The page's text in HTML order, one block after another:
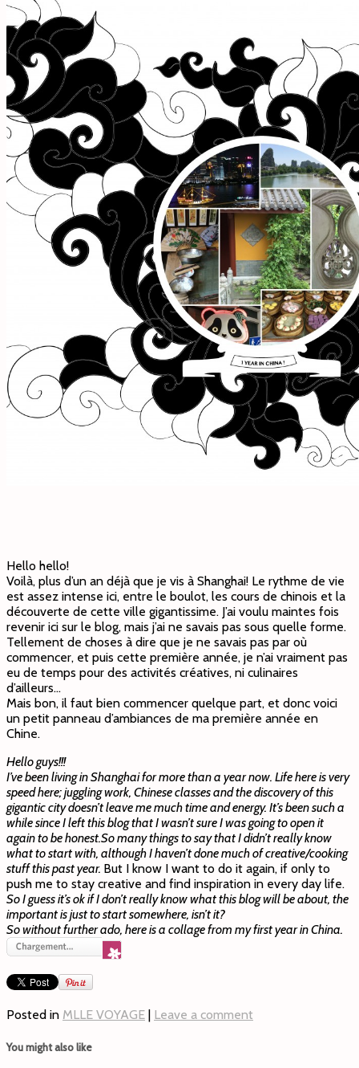
Hello hello!
Voilà, plus d’un an déjà que je vis à Shanghai! Le rythme de vie
est assez intense ici, entre le boulot, les cours de chinois et la
découverte de cette ville gigantissime. J’ai voulu maintes fois
revenir ici sur le blog, mais j’ai ne savais pas sous quelle forme.
Tellement de choses à dire que je ne savais pas par où
commencer, et puis cette première année, je n’ai vraiment pas
eu de temps pour des activités créatives, ni culinaires
d’ailleurs…
Mais bon, il faut bien commencer quelque part, et donc voici
un petit panneau d’ambiances de ma première année en
Chine.
Hello guys!!!
I’ve been living in Shanghai for more than a year now. Life here is very
speed here; juggling work, Chinese classes and the discovery of this
gigantic city doesn’t leave me much time and energy. It’s been such a
while since I left this blog that I wasn’t sure I was going to open it
again to be honest.So many things to say that I didn’t really know
what to start with, although I haven’t done much of creative/cooking
stuff this past year. But I know I want to do it again, if only to
push me to stay creative and find inspiration in every day life.
So I guess it’s ok if I don’t really know what this blog will be about, the
important is just to start somewhere, isn’t it?
So without further ado, here is a collage from my first year in China.
Posted in MLLE VOYAGE Leave a comment
You might also like